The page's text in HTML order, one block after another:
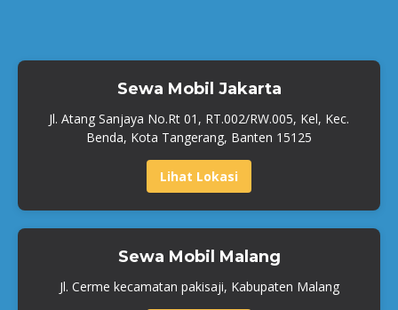
Sewa Mobil Jakarta
Jl. Atang Sanjaya No.Rt 01, RT.002/RW.005, Kel, Kec.
Benda, Kota Tangerang, Banten 15125
Lihat Lokasi
Sewa Mobil Malang
Jl. Cerme kecamatan pakisaji, Kabupaten Malang